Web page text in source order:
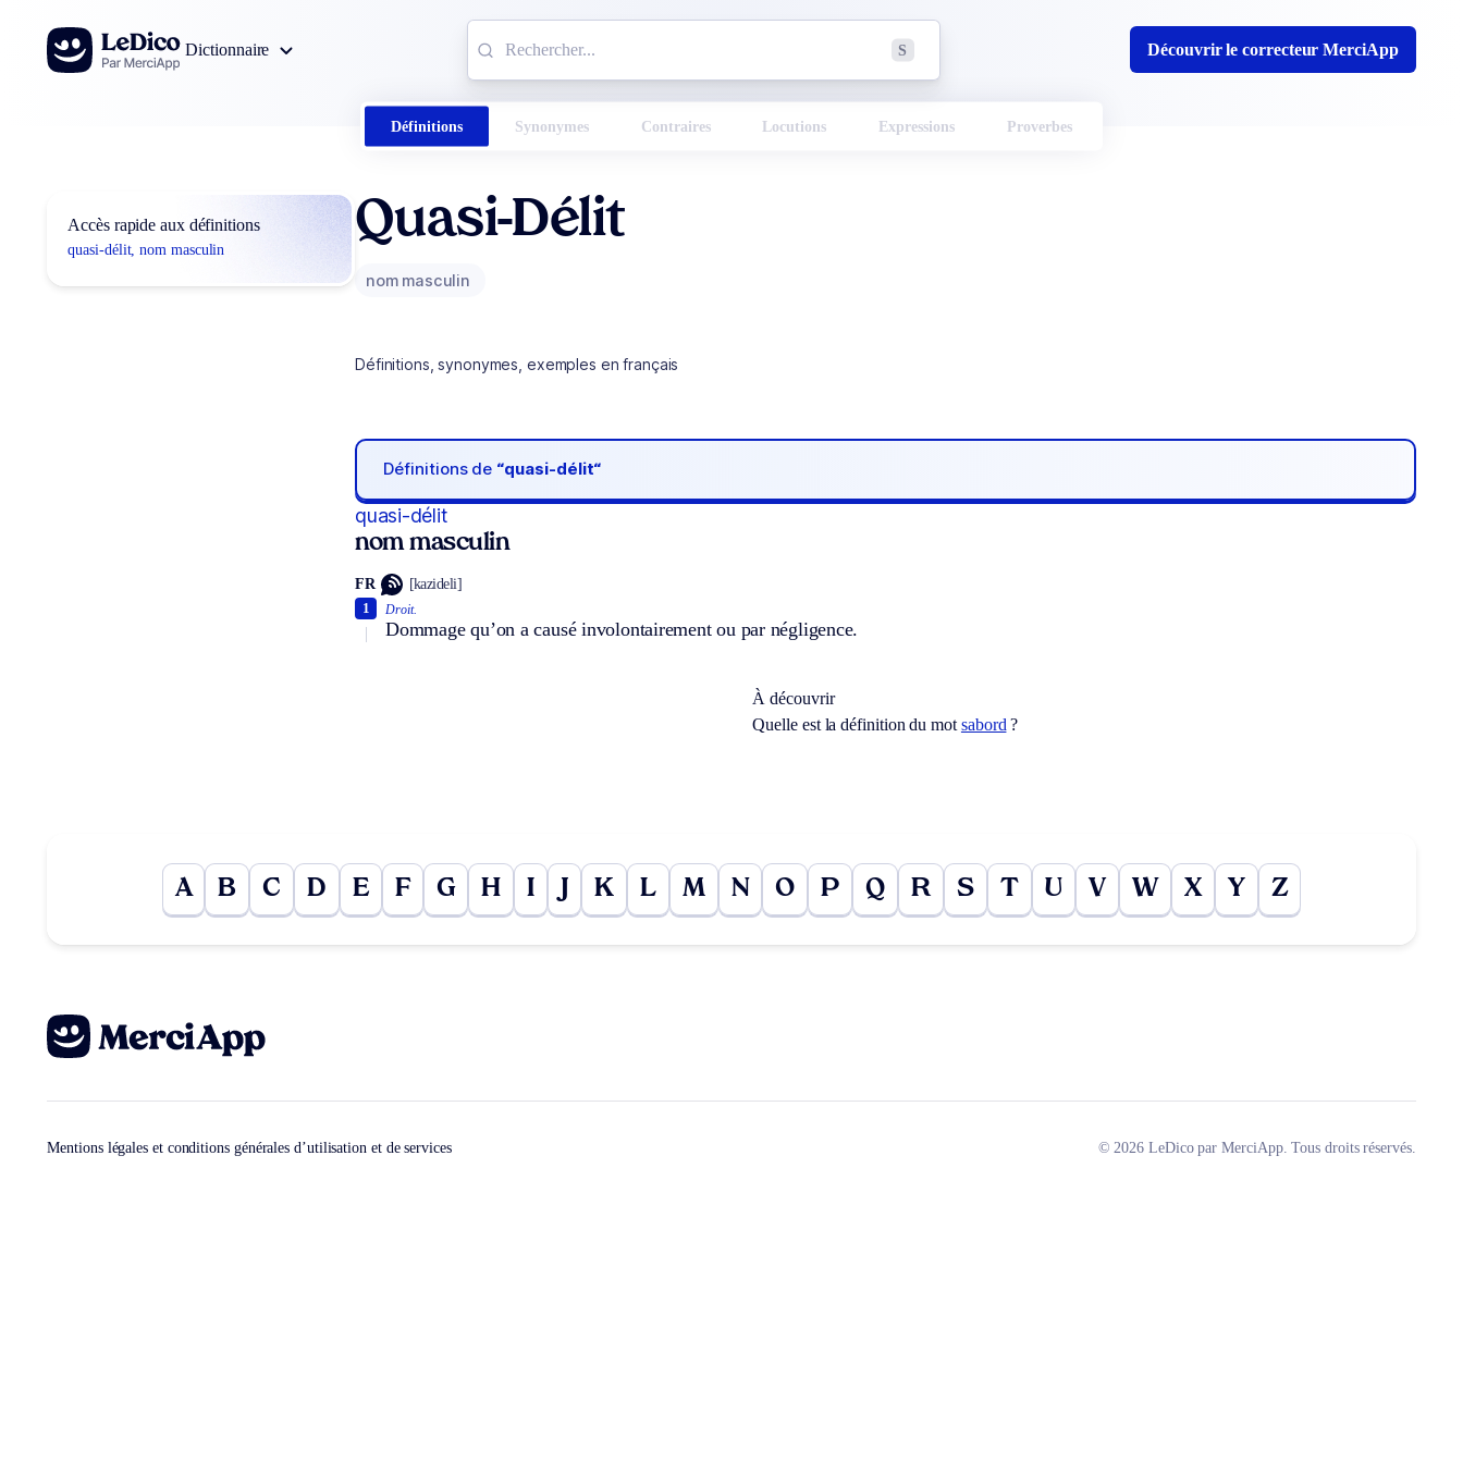
Aller au contenu
Dictionnaire
S Découvrir le correcteur MerciApp
Définitions Synonymes Contraires Locutions Expressions Proverbes
Accès rapide aux définitions
quasi-délit, nom masculin
Quasi-Délit
nom masculin
Définitions, synonymes, exemples en français
Définitions de “quasi-délit“
quasi-délit
nom masculin
FR [kazideli]
Droit.
Dommage qu’on a causé involontairement ou par négligence.
1
À découvrir
Quelle est la définition du mot sabord ?
A B C D E F G H I K L M N O P Q R S T U V W X Y Z
Mentions légales et conditions générales d’utilisation et de services © 2026 LeDico par MerciApp. Tous droits réservés.